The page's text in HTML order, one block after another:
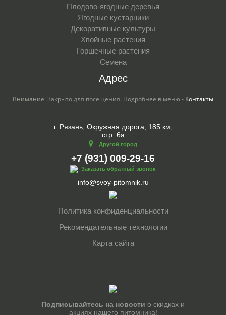
Плодово-ягодные деревья
Ягодные кустарники
Декоративные культуры
Хвойные растения
Горшечные растения
Семена
Адрес
Внимание! Закрыто для посещения. Подробнее в меню - Контакты
г. Рязань, Окружная дорога, 185 км,
стр. 6а
Другой город
+7 (931) 009-29-16
Заказать обратный звонок
info@svoy-pitomnik.ru
Политика конфиденциальности
Рекомендательные технологии
Карта сайта
Подписывайтесь на новости о скидках и
акциях нашего питомника!